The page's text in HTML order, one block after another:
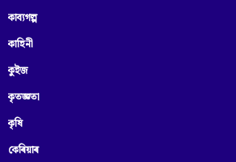
কাব্যগল্প
কাহিনী
কুইজ
কৃতজ্ঞতা
কৃষি
কেৰিয়াৰ